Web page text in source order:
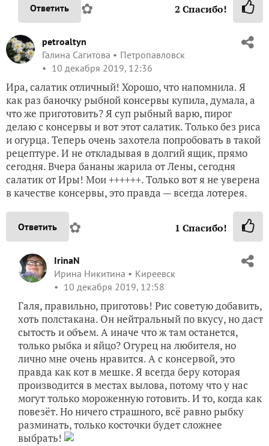
Ответить ✿ 2 Спасибо!
petroaltyn
Галина Сагитова
Петропавловск
10 декабря 2019, 12:36
Ира, салатик отличный! Хорошо, что напомнила. Я
как раз баночку рыбной консервы купила, думала, а
что же приготовить? Я суп рыбный варю, пирог
делаю с консервы и вот этот салатик. Только без риса
и огурца. Теперь очень захотела попробовать в такой
рецептуре. И не откладывая в долгий ящик, прямо
сегодня. Вчера бананы жарила от Лены, сегодня
салатик от Иры! Мои ++++++. Только вот я не уверена
в качестве консервы, это правда — всегда лотерея.
Ответить ✿ 1 Спасибо!
IrinaN
Ирина Никитина
Киреевск
10 декабря 2019, 12:58
Галя, правильно, приготовь! Рис советую добавить,
хоть полстакана. Он нейтральный по вкусу, но даст
сытость и объем. А иначе что ж там останется,
только рыбка и яйцо? Огурец на любителя, но
лично мне очень нравится. А с консервой, это
правда как кот в мешке. Я всегда беру которая
производится в местах вылова, потому что у нас
могут только мороженную готовить. И то, когда как
повезёт. Но ничего страшного, всё равно рыбку
разминать, только косточки будет сложнее
выбрать!